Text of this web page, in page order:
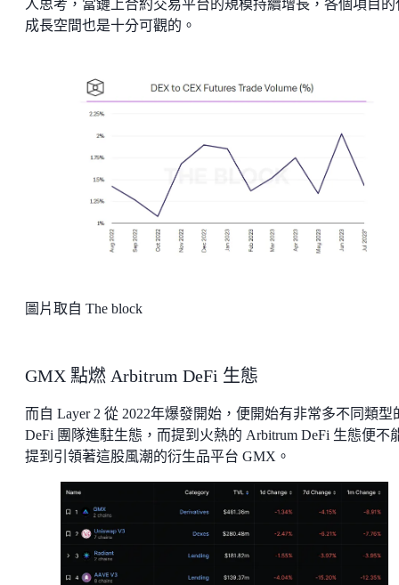
人思考，當鏈上合約交易平台的規模持續增長，各個項目的
成長空間也是十分可觀的。
圖片取自 The block
GMX 點燃 Arbitrum DeFi 生態
而自 Layer 2 從 2022年爆發開始，便開始有非常多不同類型
DeFi 團隊進駐生態，而提到火熱的 Arbitrum DeFi 生態便不
提到引領著這股風潮的衍生品平台 GMX。